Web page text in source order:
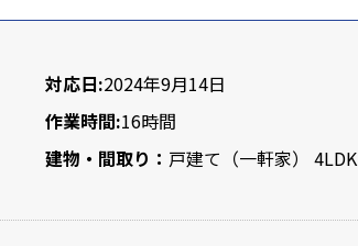
対応日:2024年9月14日
作業時間:16時間
建物・間取り： 戸建て（一軒家） 4LDK